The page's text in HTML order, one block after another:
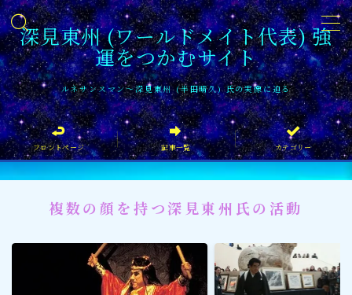
深見東州 (ワールドメイト代表) 強
運をつかむサイト
ルネサンスマン〜深見東州 (半田晴久) 氏の実像に迫る
MENU
フロントページ
記事一覧
イベント情報
企業家
文化・芸術活動
フロントページ 記事一覧 カテゴリー
複数の顔を持つ深見東州氏の活動